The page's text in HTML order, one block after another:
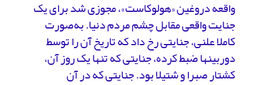
واقعه دروغین «هولوکاست»، مجوزی شد برای یک
جنایت واقعی مقابل چشم مردم دنیا. به‌صورت
کاملا علنی، جنایتی رخ داد که تاریخ آن را توسط
دوربین­ها ضبط کرده، جنایتی که تنها یک روز آن،
کشتار صبرا و شتیلا بود. جنایتی که در آن